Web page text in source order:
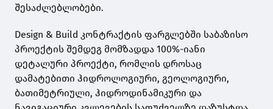
შესაძლებლობები.
Design & Build კონტრაქტის ფარგლებში საბაზისო
პროექტის შემდეგ მომზადდა 100%-იანი
დეტალური პროექტი, რომლის დროსაც
დამატებითი ჰიდროლოგიური, გეოლოგიური,
ბათიმეტრიული, ჰიდროდინამიკური და